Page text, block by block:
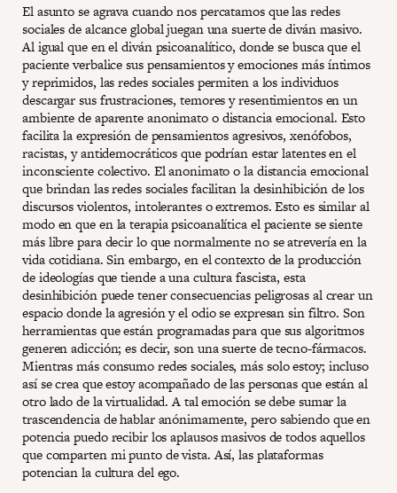
El asunto se agrava cuando nos percatamos que las redes
sociales de alcance global juegan una suerte de diván masivo.
Al igual que en el diván psicoanalítico, donde se busca que el
paciente verbalice sus pensamientos y emociones más íntimos
y reprimidos, las redes sociales permiten a los individuos
descargar sus frustraciones, temores y resentimientos en un
ambiente de aparente anonimato o distancia emocional. Esto
facilita la expresión de pensamientos agresivos, xenófobos,
racistas, y antidemocráticos que podrían estar latentes en el
inconsciente colectivo. El anonimato o la distancia emocional
que brindan las redes sociales facilitan la desinhibición de los
discursos violentos, intolerantes o extremos. Esto es similar al
modo en que en la terapia psicoanalítica el paciente se siente
más libre para decir lo que normalmente no se atrevería en la
vida cotidiana. Sin embargo, en el contexto de la producción
de ideologías que tiende a una cultura fascista, esta
desinhibición puede tener consecuencias peligrosas al crear un
espacio donde la agresión y el odio se expresan sin filtro. Son
herramientas que están programadas para que sus algoritmos
generen adicción; es decir, son una suerte de tecno-fármacos.
Mientras más consumo redes sociales, más solo estoy; incluso
así se crea que estoy acompañado de las personas que están al
otro lado de la virtualidad. A tal emoción se debe sumar la
trascendencia de hablar anónimamente, pero sabiendo que en
potencia puedo recibir los aplausos masivos de todos aquellos
que comparten mi punto de vista. Así, las plataformas
potencian la cultura del ego.